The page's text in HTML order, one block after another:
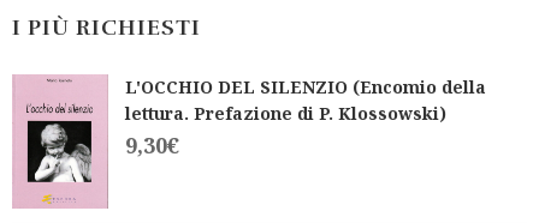
I PIÙ RICHIESTI
L'OCCHIO DEL SILENZIO (Encomio della
lettura. Prefazione di P. Klossowski)
9,30€